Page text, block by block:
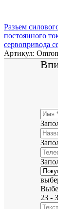
Разъем
постоянного
сервопривода
Артикул:
23 -